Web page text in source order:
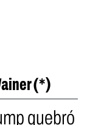
(*)
quebró